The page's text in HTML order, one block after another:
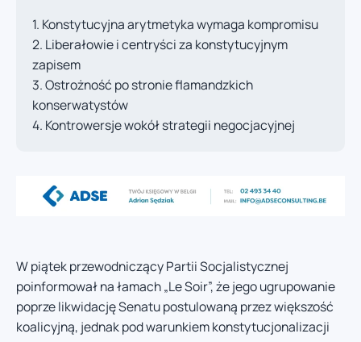
Konstytucyjna arytmetyka wymaga kompromisu
Liberałowie i centryści za konstytucyjnym
zapisem
Ostrożność po stronie flamandzkich
konserwatystów
Kontrowersje wokół strategii negocjacyjnej
W piątek przewodniczący Partii Socjalistycznej
poinformował na łamach „Le Soir”, że jego ugrupowanie
poprze likwidację Senatu postulowaną przez większość
koalicyjną, jednak pod warunkiem konstytucjonalizacji